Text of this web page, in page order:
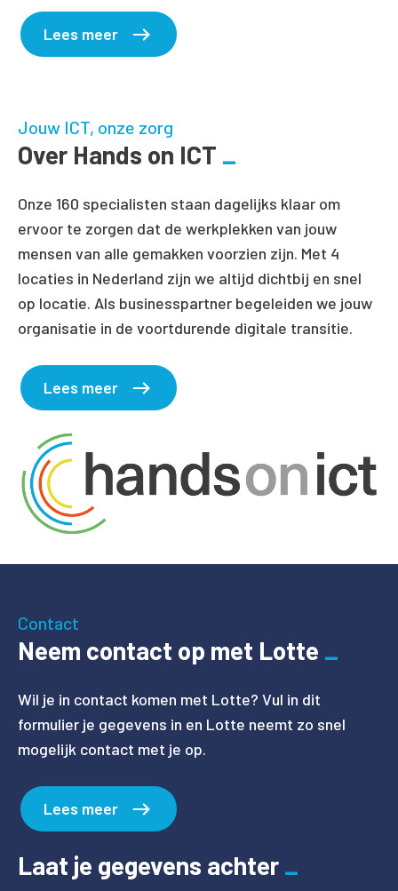
Lees meer
Jouw ICT, onze zorg
Over Hands on ICT
Onze 160 specialisten staan dagelijks klaar om
ervoor te zorgen dat de werkplekken van jouw
mensen van alle gemakken voorzien zijn. Met 4
locaties in Nederland zijn we altijd dichtbij en snel
op locatie. Als businesspartner begeleiden we jouw
organisatie in de voortdurende digitale transitie.
Lees meer
Contact
Neem contact op met Lotte
Wil je in contact komen met Lotte? Vul in dit
formulier je gegevens in en Lotte neemt zo snel
mogelijk contact met je op.
Lees meer
Laat je gegevens achter